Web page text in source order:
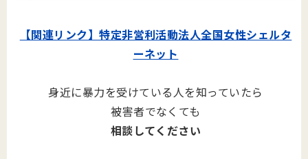
【関連リンク】特定非営利活動法人全国女性シェルタ
ーネット
身近に暴力を受けている人を知っていたら
被害者でなくても
相談してください